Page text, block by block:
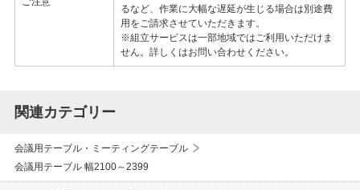
るなど、作業に大幅な遅延が生じる場合は別途費
用をご請求させていただきます。
※組立サービスは一部地域ではご利用いただけま
せん。詳しくはお問い合わせください。
関連カテゴリー
会議用テーブル・ミーティングテーブル
会議用テーブル 幅2100～2399